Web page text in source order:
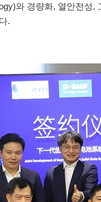
와 경량화, 열안전
.